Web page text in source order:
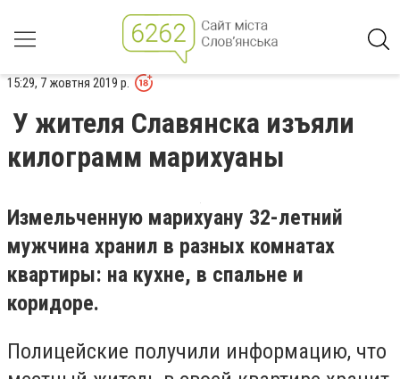
15:29, 7 жовтня 2019 р.
У жителя Славянска изъяли
килограмм марихуаны
Измельченную марихуану 32-летний
мужчина хранил в разных комнатах
квартиры: на кухне, в спальне и
коридоре.
Полицейские получили информацию, что